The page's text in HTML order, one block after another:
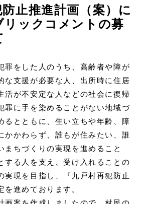
止推進計画（案）に
リックコメントの募
をした人のうち、高齢者や障が
な支援が必要な人、出所時に住居
活が不安定な人などの社会に復帰
罪に手を染めることがない地域づ
るとともに、生い立ちや年齢、障
かかわらず、誰もが住みたい、誰
まちづくりの実現を進めること
する人を支え、受け入れることの
実現を目指し、『九戸村再犯防止
進めております。